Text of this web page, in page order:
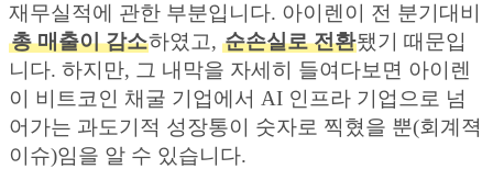
재무실적에 관한 부분입니다. 아이렌이 전 분기대비
총 매출이 감소하였고,순손실로 전환됐기 때문입
니다. 하지만, 그 내막을 자세히 들여다보면 아이렌
이 비트코인 채굴 기업에서 AI 인프라 기업으로 넘
어가는 과도기적 성장통이 숫자로 찍혔을 뿐(회계젹
이슈)임을 알 수 있습니다.